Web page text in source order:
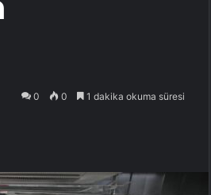
0 0 1 dakika okuma süresi